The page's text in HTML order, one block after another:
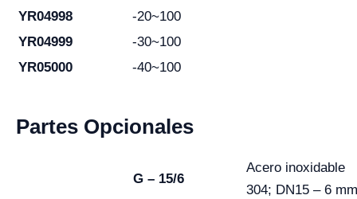
YR04998
-20~100
YR04999
-30~100
YR05000
-40~100
Partes Opcionales
G – 15/6
Acero inoxidable
304; DN15 – 6 mm